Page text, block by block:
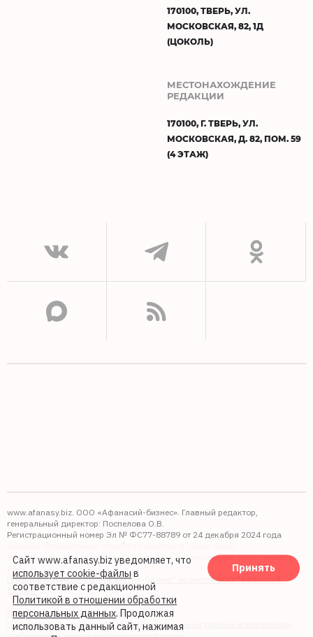
170100, ТВЕРЬ, УЛ.
МОСКОВСКАЯ, 82, 1Д
(ЦОКОЛЬ)
МЕСТОНАХОЖДЕНИЕ
РЕДАКЦИИ
170100, Г. ТВЕРЬ, УЛ.
МОСКОВСКАЯ, Д. 82, ПОМ. 59
(4 ЭТАЖ)
www.afanasy.biz. ООО «Афанасий-бизнес». Главный редактор,
генеральный директор: Поспелова О.В.
Регистрационный номер Эл № ФС77-88789 от 24 декабря 2024 года
Выдано: Федеральная служба по надзору в сфере связи,
информационных технологий и массовых коммуникаций (Роскомнадзор).
Правопреемником АО "Афанасий-бизнес" является ООО "Афанасий-
бизнес"
Политика обработки файлов cookie
Политика в отношении обработки персональных данных и реализации
Сайт www.afanasy.biz уведомляет, что
использует cookie-файлы в
соответствие с редакционной
Политикой в отношении обработки
персональных данных. Продолжая
использовать данный сайт, нажимая
Принять